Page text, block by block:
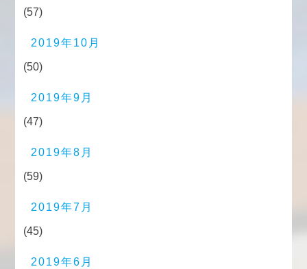
(57)
2019年10月
(50)
2019年9月
(47)
2019年8月
(59)
2019年7月
(45)
2019年6月